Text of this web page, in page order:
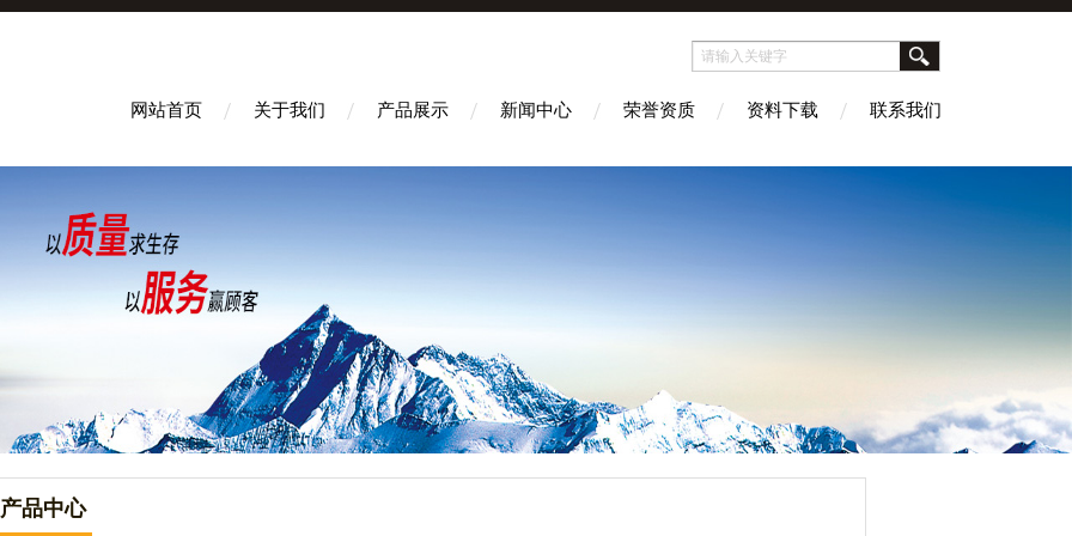
网站首页 关于我们 产品展示 新闻中心 荣誉资质 资料下载 联系我们
产品中心